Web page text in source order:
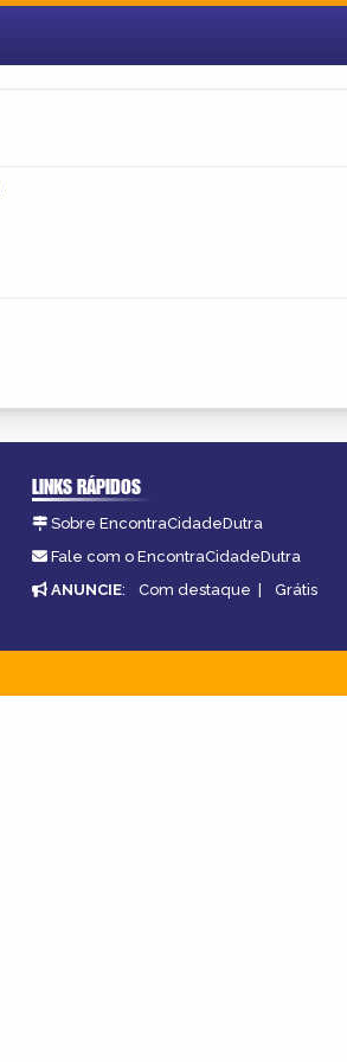
LINKS RÁPIDOS
Sobre EncontraCidadeDutra
Fale com o EncontraCidadeDutra
ANUNCIE: Com destaque | Grátis